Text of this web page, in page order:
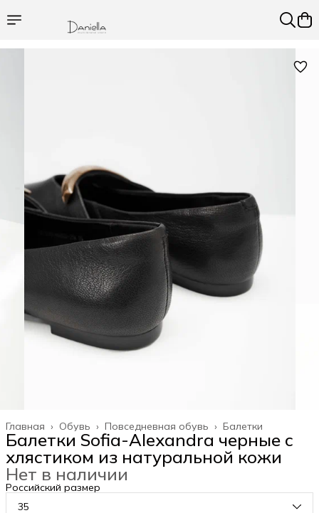
Балетки
Повседневная обувь ›
Обувь ›
Главная ›
Балетки Sofia-Alexandra черные с
хлястиком из натуральной кожи
Нет в наличии
Российский размер
35